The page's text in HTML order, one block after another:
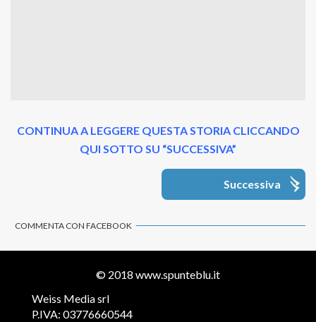
CONTINUA A LEGGERE QUESTA STORIA CLICCANDO
QUI SOTTO SU “SUCCESSIVA”
Successiva
COMMENTA CON FACEBOOK
© 2018 www.spunteblu.it
Weiss Media srl
P.IVA: 03776660544